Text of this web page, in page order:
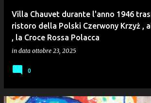
Villa Chauvet durante l'anno 1946
ristoro della Polski Czerwony Krzyż ,
, la Croce Rossa Polacca
in data ottobre 23, 2025
0